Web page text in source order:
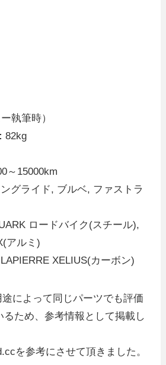
執筆時）
82kg
～15000km
ングライド, ブルベ, ファストラ
ロードバイク(スチール),
アルミ)
LAPIERRE XELIUS(カーボン)
によって同じパーツでも評価
るため、参考情報として掲載し
を参考にさせて頂きました。